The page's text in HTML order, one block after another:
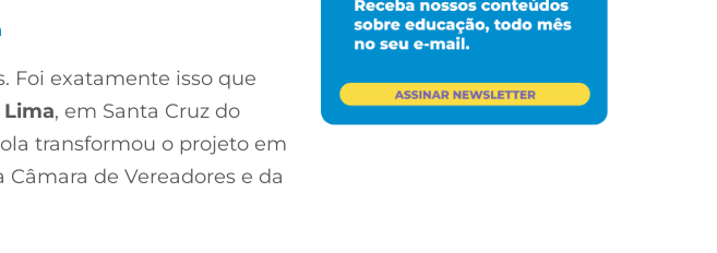
Foi exatamente isso que
, em Santa Cruz do
transformou o projeto em
de Vereadores e da